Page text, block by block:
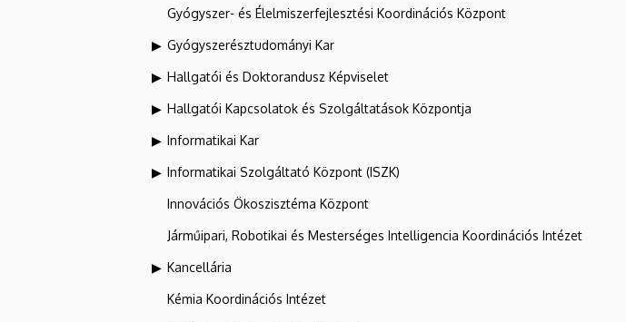
Gyógyszer- és Élelmiszerfejlesztési Koordinációs Központ
Gyógyszerésztudományi Kar
Hallgatói és Doktorandusz Képviselet
Hallgatói Kapcsolatok és Szolgáltatások Központja
Informatikai Kar
Informatikai Szolgáltató Központ (ISZK)
Innovációs Ökoszisztéma Központ
Járműipari, Robotikai és Mesterséges Intelligencia Koordinációs Intézet
Kancellária
Kémia Koordinációs Intézet